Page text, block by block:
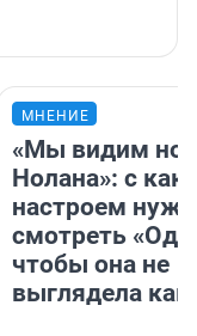
МНЕНИЕ
«Мы видим
Нолана»: с
настроем
смотреть
чтобы она не
выглядела как